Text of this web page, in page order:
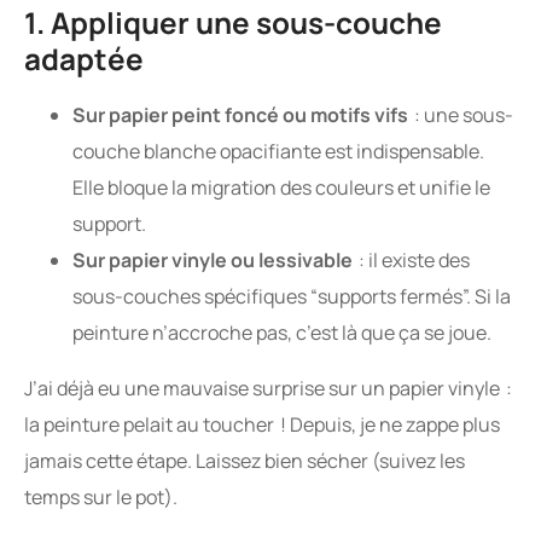
1. Appliquer une sous-couche
adaptée
Sur papier peint foncé ou motifs vifs : une sous-
couche blanche opacifiante est indispensable.
Elle bloque la migration des couleurs et unifie le
support.
Sur papier vinyle ou lessivable : il existe des
sous-couches spécifiques “supports fermés”. Si la
peinture n’accroche pas, c’est là que ça se joue.
J’ai déjà eu une mauvaise surprise sur un papier vinyle :
la peinture pelait au toucher ! Depuis, je ne zappe plus
jamais cette étape. Laissez bien sécher (suivez les
temps sur le pot).